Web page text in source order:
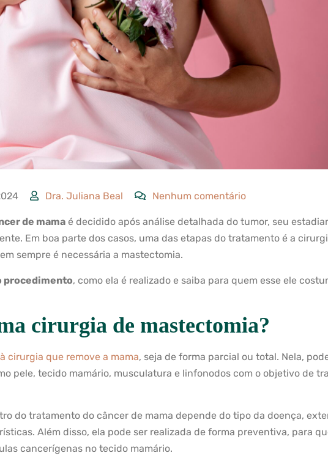
Dra. Juliana Beal Nenhum comentário
de mama é decidido após análise detalhada do tumor, seu
Em boa parte dos casos, uma das etapas do tratamento é a
sempre é necessária a mastectomia.
procedimento, como ela é realizado e saiba para quem esse ele
cirurgia de mastectomia?
cirurgia que remove a mama, seja de forma parcial ou total. Nela,
pele, tecido mamário, musculatura e linfonodos com o objetivo de
do tratamento do câncer de mama depende do tipo da doença,
Além disso, ela pode ser realizada de forma preventiva, para
cancerígenas no tecido mamário.